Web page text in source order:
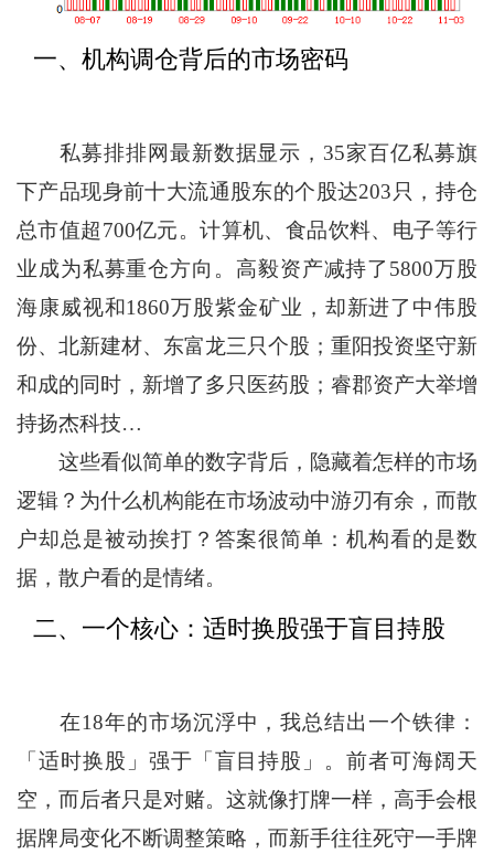
一、机构调仓背后的市场密码
私募排排网最新数据显示，35家百亿私募旗
下产品现身前十大流通股东的个股达203只，持仓
总市值超700亿元。计算机、食品饮料、电子等行
业成为私募重仓方向。高毅资产减持了5800万股
海康威视和1860万股紫金矿业，却新进了中伟股
份、北新建材、东富龙三只个股；重阳投资坚守新
和成的同时，新增了多只医药股；睿郡资产大举增
持扬杰科技…
这些看似简单的数字背后，隐藏着怎样的市场
逻辑？为什么机构能在市场波动中游刃有余，而散
户却总是被动挨打？答案很简单：机构看的是数
据，散户看的是情绪。
二、一个核心：适时换股强于盲目持股
在18年的市场沉浮中，我总结出一个铁律：
「适时换股」强于「盲目持股」。前者可海阔天
空，而后者只是对赌。这就像打牌一样，高手会根
据牌局变化不断调整策略，而新手往往死守一手牌